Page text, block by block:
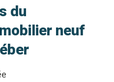
du
neuf